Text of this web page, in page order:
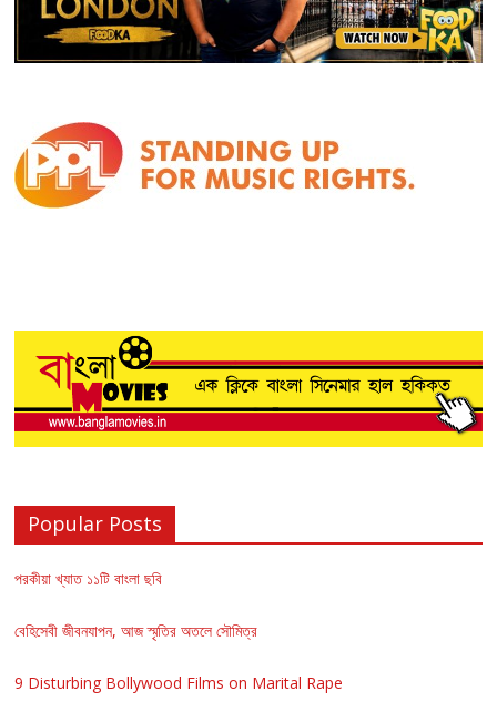
Popular Posts
পরকীয়া খ্যাত ১১টি বাংলা ছবি
বেহিসেবী জীবনযাপন, আজ স্মৃতির অতলে সৌমিত্র
9 Disturbing Bollywood Films on Marital Rape